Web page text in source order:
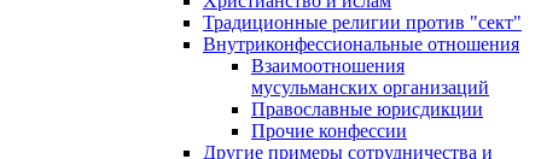
Традиционные религии против "сект"
Внутриконфессиональные отношения
Взаимоотношения
мусульманских организаций
Православные юрисдикции
Прочие конфессии
Другие примеры сотрудничества и